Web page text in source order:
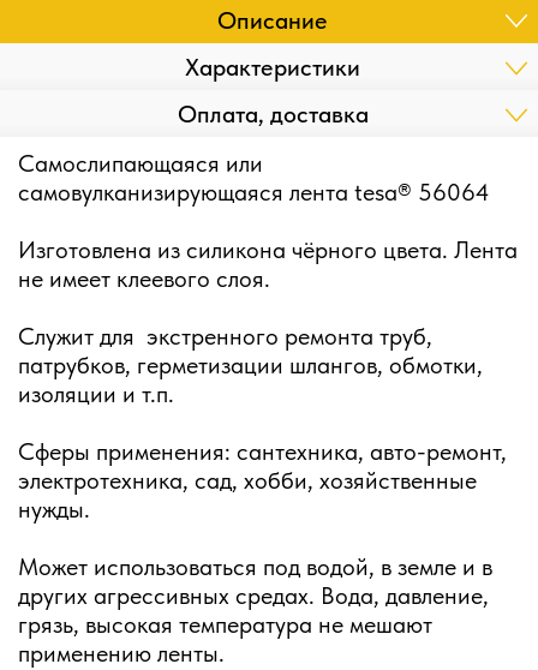
Описание
Характеристики
Оплата, доставка
Самослипающаяся или
самовулканизирующаяся лента tesa® 56064
Изготовлена из силикона чёрного цвета. Лента
не имеет клеевого слоя.
Служит для экстренного ремонта труб,
патрубков, герметизации шлангов, обмотки,
изоляции и т.п.
Сферы применения: сантехника, авто-ремонт,
электротехника, сад, хобби, хозяйственные
нужды.
Может использоваться под водой, в земле и в
других агрессивных средах. Вода, давление,
грязь, высокая температура не мешают
применению ленты.